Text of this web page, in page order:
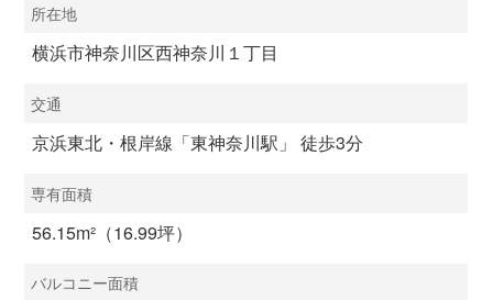
所在地
横浜市神奈川区西神奈川１丁目
交通
京浜東北・根岸線「東神奈川駅」 徒歩3分
専有面積
56.15m²（16.99坪）
バルコニー面積